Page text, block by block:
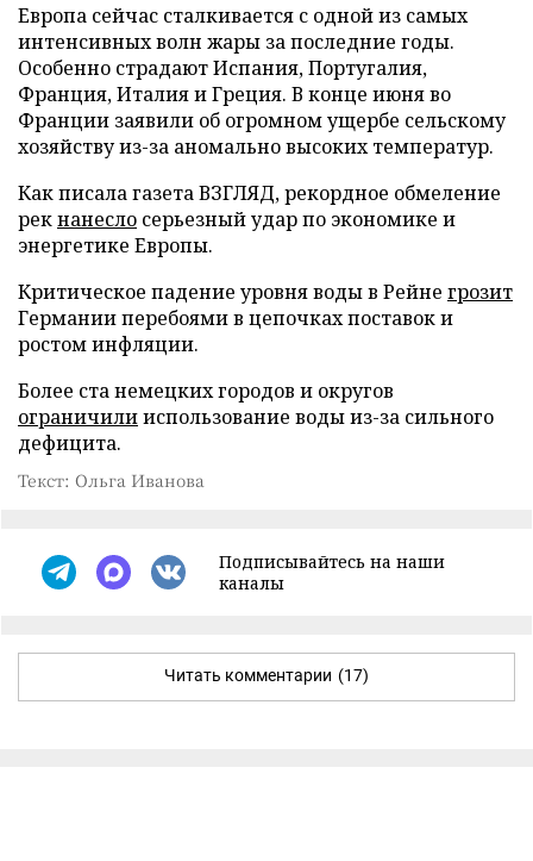
Европа сейчас сталкивается с одной из самых
интенсивных волн жары за последние годы.
Особенно страдают Испания, Португалия,
Франция, Италия и Греция. В конце июня во
Франции заявили об огромном ущербе сельскому
хозяйству из-за аномально высоких температур.
Как писала газета ВЗГЛЯД, рекордное обмеление
рекнанесло серьезный удар по экономике и
энергетике Европы.
Критическое падение уровня воды в Рейне грозит
Германии перебоями в цепочках поставок и
ростом инфляции.
Более ста немецких городов и округов
ограничилииспользование воды из-за сильного
дефицита.
Текст: Ольга Иванова
Подписывайтесь на наши
каналы
Читать комментарии (17)